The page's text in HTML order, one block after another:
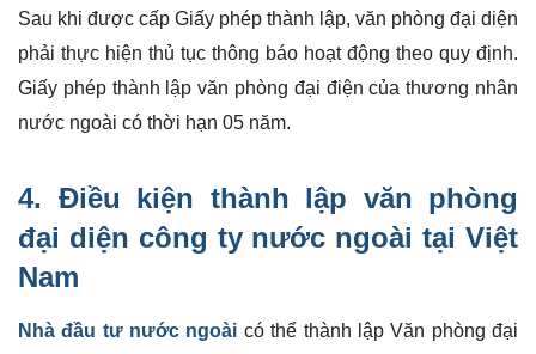
Sau khi được cấp Giấy phép thành lập, văn phòng đại diện
phải thực hiện thủ tục thông báo hoạt động theo quy định.
Giấy phép thành lập văn phòng đại điện của thương nhân
nước ngoài có thời hạn 05 năm.
4. Điều kiện thành lập văn phòng
đại diện công ty nước ngoài tại Việt
Nam
Nhà đầu tư nước ngoài có thể thành lập Văn phòng đại